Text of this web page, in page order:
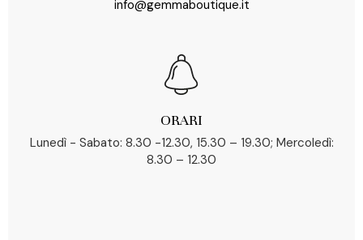
info@gemmaboutique.it
ORARI
Lunedì - Sabato: 8.30 -12.30, 15.30 – 19.30; Mercoledì:
8.30 – 12.30